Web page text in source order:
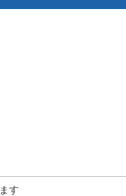
す